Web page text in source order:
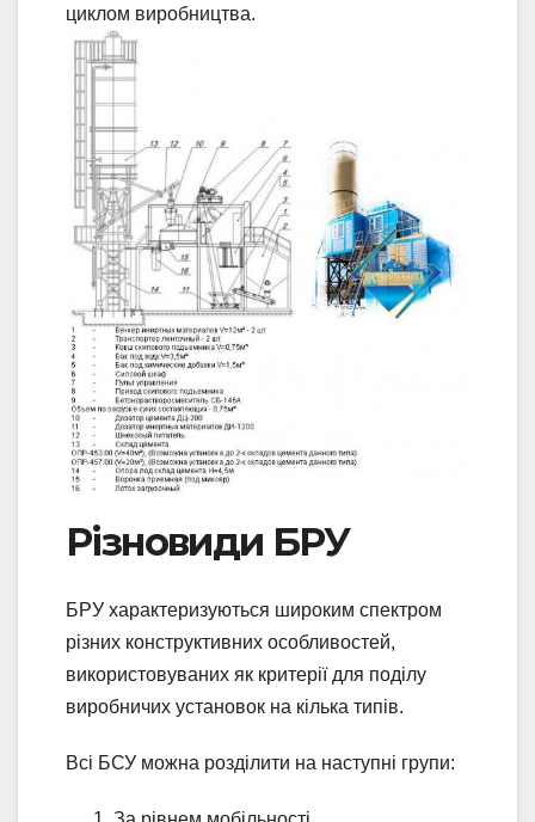
циклом виробництва.
Різновиди БРУ
БРУ характеризуються широким спектром
різних конструктивних особливостей,
використовуваних як критерії для поділу
виробничих установок на кілька типів.
Всі БСУ можна розділити на наступні групи: